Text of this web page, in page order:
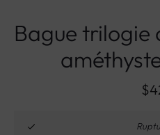
Bague trilogie
$